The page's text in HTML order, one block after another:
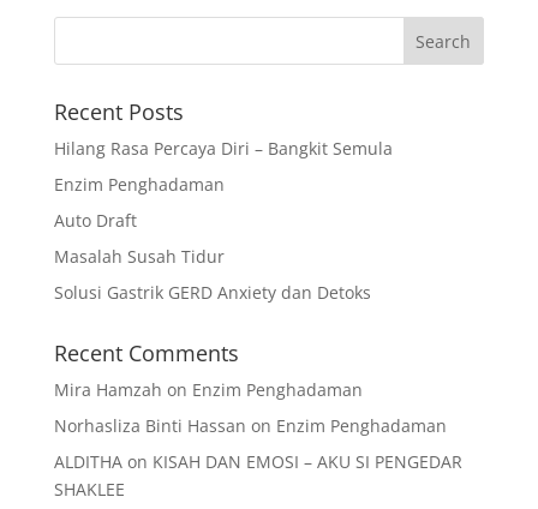
Recent Posts
Hilang Rasa Percaya Diri – Bangkit Semula
Enzim Penghadaman
Auto Draft
Masalah Susah Tidur
Solusi Gastrik GERD Anxiety dan Detoks
Recent Comments
Mira Hamzah on Enzim Penghadaman
Norhasliza Binti Hassan on Enzim Penghadaman
ALDITHAon KISAH DAN EMOSI – AKU SI PENGEDAR
SHAKLEE